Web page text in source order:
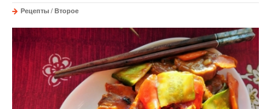
Рецепты / Второе